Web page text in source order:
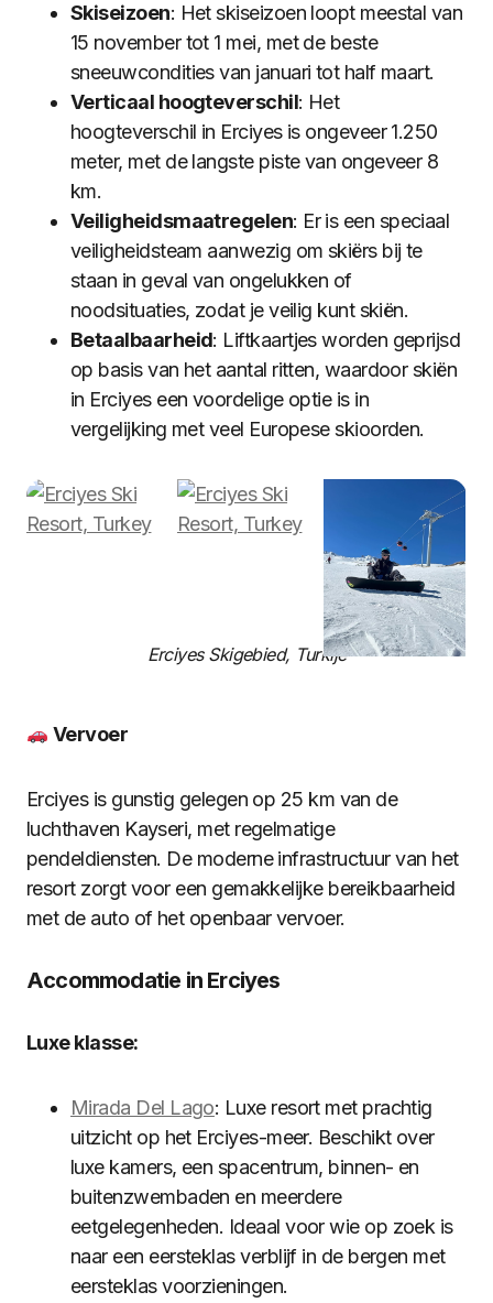
Skiseizoen: Het skiseizoen loopt meestal van
15 november tot 1 mei, met de beste
sneeuwcondities van januari tot half maart.
Verticaal hoogteverschil: Het
hoogteverschil in Erciyes is ongeveer 1.250
meter, met de langste piste van ongeveer 8
km.
Veiligheidsmaatregelen: Er is een speciaal
veiligheidsteam aanwezig om skiërs bij te
staan in geval van ongelukken of
noodsituaties, zodat je veilig kunt skiën.
Betaalbaarheid: Liftkaartjes worden geprijsd
op basis van het aantal ritten, waardoor skiën
in Erciyes een voordelige optie is in
vergelijking met veel Europese skioorden.
Erciyes Skigebied, Turkije
Vervoer
Erciyes is gunstig gelegen op 25 km van de
luchthaven Kayseri, met regelmatige
pendeldiensten. De moderne infrastructuur van het
resort zorgt voor een gemakkelijke bereikbaarheid
met de auto of het openbaar vervoer.
Accommodatie in Erciyes
Luxe klasse:
Mirada Del Lago: Luxe resort met prachtig
uitzicht op het Erciyes-meer. Beschikt over
luxe kamers, een spacentrum, binnen- en
buitenzwembaden en meerdere
eetgelegenheden. Ideaal voor wie op zoek is
naar een eersteklas verblijf in de bergen met
eersteklas voorzieningen.